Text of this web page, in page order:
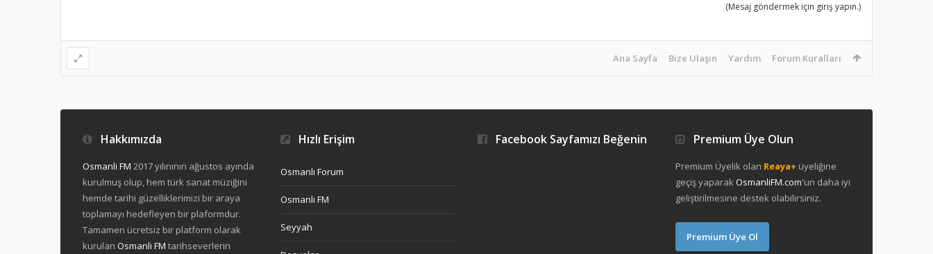
(Mesaj göndermek için giriş yapın.)
Ana Sayfa Bize Ulaşın Yardım Forum Kuralları
Hakkımızda
Osmanli FM 2017 yılınının ağustos ayında
kurulmuş olup, hem türk sanat müziğini
hemde tarihi güzelliklerimizi bir araya
toplamayı hedefleyen bir plaformdur.
Tamamen ücretsiz bir platform olarak
kurulan Osmanli FM tarihseverlerin
Hızlı Erişim
Osmanlı Forum
Osmanlı FM
Seyyah
Facebook Sayfamızı Beğenin Premium Üye Olun
Premium Üyelik olan Reaya+ üyeliğine
geçiş yaparakOsmanliFM.com'un daha iyi
geliştirilmesine destek olabilirsiniz.
Premium Üye Ol